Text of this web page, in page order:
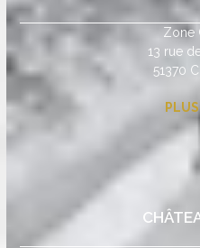
Zone
13 rue
51370